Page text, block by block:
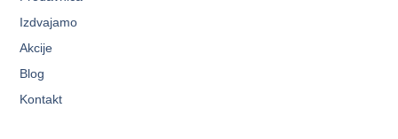
Izdvajamo
Akcije
Blog
Kontakt